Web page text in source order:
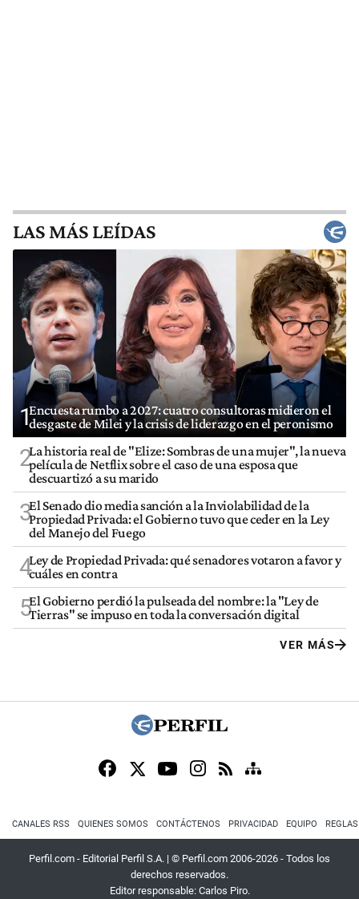
LAS MÁS LEÍDAS
1Encuesta rumbo a 2027: cuatro consultoras midieron el
desgaste de Milei y la crisis de liderazgo en el peronismo
2La historia real de "Elize: Sombras de una mujer", la nueva
película de Netflix sobre el caso de una esposa que
descuartizó a su marido
3El Senado dio media sanción a la Inviolabilidad de la
Propiedad Privada: el Gobierno tuvo que ceder en la Ley
del Manejo del Fuego
4Ley de Propiedad Privada: qué senadores votaron a favor y
cuáles en contra
5El Gobierno perdió la pulseada del nombre: la "Ley de
Tierras" se impuso en toda la conversación digital
VER MÁS
CANALES RSS QUIENES SOMOS CONTÁCTENOS PRIVACIDAD EQUIPO
Perfil.com - Editorial Perfil S.A. | © Perfil.com 2006-2026 - Todos los
derechos reservados.
Editor responsable: Carlos Piro.